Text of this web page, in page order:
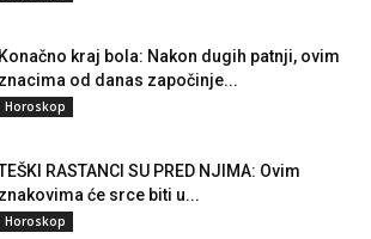
Konačno kraj bola: Nakon dugih patnji, ovim
znacima od danas započinje...
Horoskop
RASTANCI SU PRED NJIMA: Ovim
znakovima će srce biti u...
Horoskop